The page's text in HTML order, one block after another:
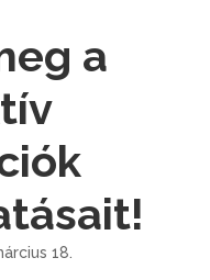
a
18.